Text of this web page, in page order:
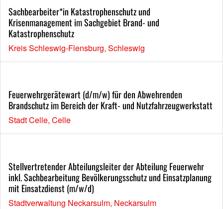
Sachbearbeiter*in Katastrophenschutz und
Krisenmanagement im Sachgebiet Brand- und
Katastrophenschutz
Kreis Schleswig-Flensburg, Schleswig
Feuerwehrgerätewart (d/m/w) für den Abwehrenden
Brandschutz im Bereich der Kraft- und Nutzfahrzeugwerkstatt
Stadt Celle, Celle
Stellvertretender Abteilungsleiter der Abteilung Feuerwehr
inkl. Sachbearbeitung Bevölkerungsschutz und Einsatzplanung
mit Einsatzdienst (m/w/d)
Stadtverwaltung Neckarsulm, Neckarsulm